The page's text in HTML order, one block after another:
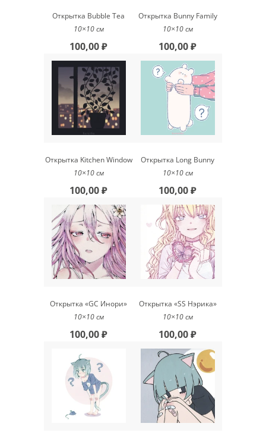
Открытка Bubble Tea
10×10 см
100,00 ₽
Открытка Bunny Family
10×10 см
100,00 ₽
Открытка Kitchen Window
10×10 см
100,00 ₽
Открытка Long Bunny
10×10 см
100,00 ₽
Открытка «GC Инори»
10×10 см
100,00 ₽
Открытка «SS Нэрика»
10×10 см
100,00 ₽